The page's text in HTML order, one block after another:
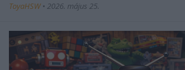
ToyaHSW • 2026. május 25.